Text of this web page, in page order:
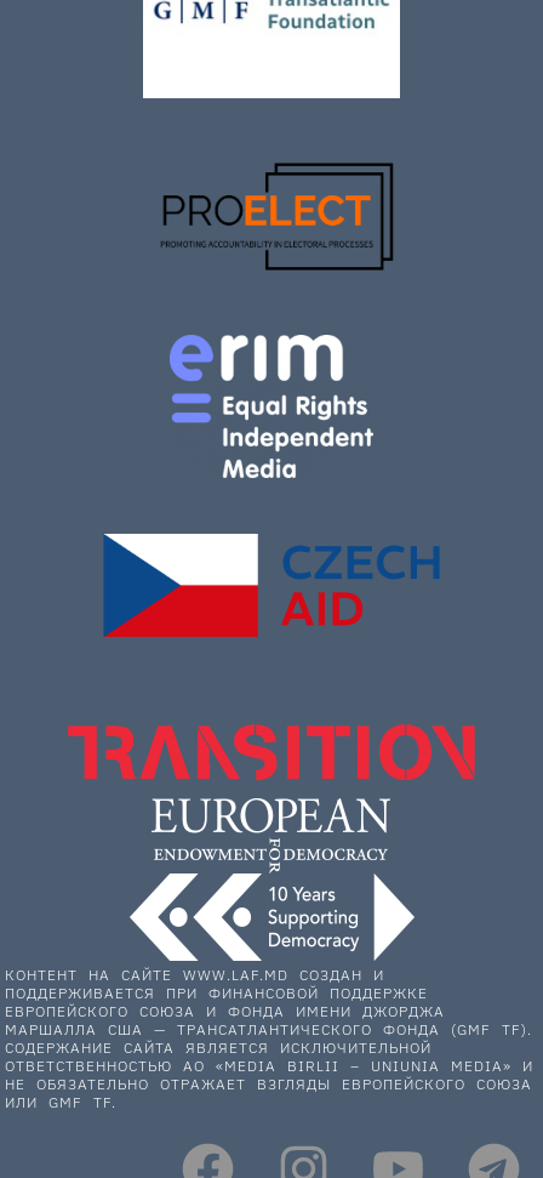
КОНТЕНТ НА САЙТЕ WWW.LAF.MD СОЗДАН И
ПОДДЕРЖИВАЕТСЯ ПРИ ФИНАНСОВОЙ ПОДДЕРЖКЕ
ЕВРОПЕЙСКОГО СОЮЗА И ФОНДА ИМЕНИ ДЖОРДЖА
МАРШАЛЛА США — ТРАНСАТЛАНТИЧЕСКОГО ФОНДА (GMF TF).
СОДЕРЖАНИЕ САЙТА ЯВЛЯЕТСЯ ИСКЛЮЧИТЕЛЬНОЙ
ОТВЕТСТВЕННОСТЬЮ АО «MEDIA BIRLII – UNIUNIA MEDIA» И
НЕ ОБЯЗАТЕЛЬНО ОТРАЖАЕТ ВЗГЛЯДЫ ЕВРОПЕЙСКОГО СОЮЗА
ИЛИ GMF TF.